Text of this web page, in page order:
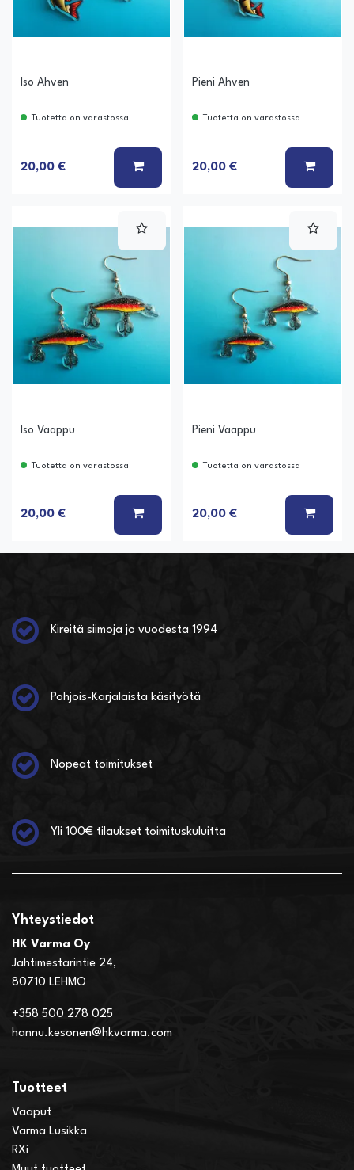
Iso Ahven
Tuotetta on varastossa
20,00 € LISÄÄ KORIIN
Pieni Ahven
Tuotetta on varastossa
20,00 € LISÄÄ
Iso Vaappu
Tuotetta on varastossa
20,00 € LISÄÄ KORIIN
Pieni Vaappu
Tuotetta on varastossa
20,00 € LISÄÄ
Kireitä siimoja jo vuodesta 1994
Pohjois-Karjalaista käsityötä
Nopeat toimitukset
Yli 100€ tilaukset toimituskuluitta
Yhteystiedot
HK Varma Oy
Jahtimestarintie 24,
80710 LEHMO
+358 500 278 025
hannu.kesonen@hkvarma.com
Tuotteet
Vaaput
Varma Lusikka
RXi